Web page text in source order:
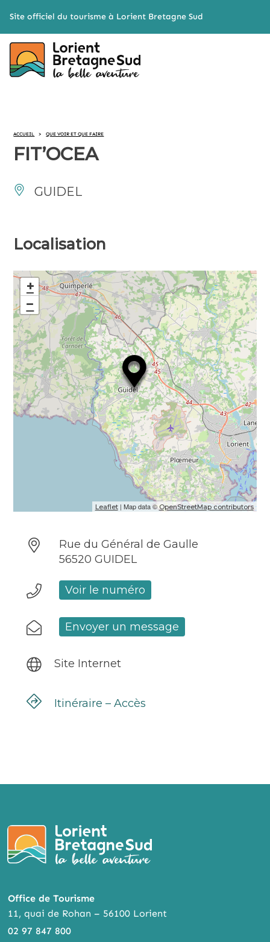
Site officiel du tourisme à Lorient Bretagne Sud
ACCUEIL > QUE VOIR ET QUE FAIRE
FIT’OCEA
GUIDEL
Localisation
+
−
Leaflet| Map data © OpenStreetMap contributors
Rue du Général de Gaulle
56520 GUIDEL
Voir le numéro
Envoyer un message
Site Internet
Itinéraire – Accès
Office de Tourisme
11, quai de Rohan – 56100 Lorient
02 97 847 800